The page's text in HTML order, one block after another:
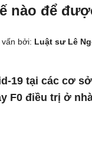
nào để
bởi: Luật sư Lê
19 tại các cơ
F0 điều trị ở